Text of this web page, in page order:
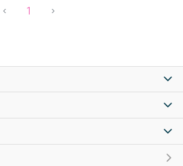
‹ Previous
1 (current)
›Next